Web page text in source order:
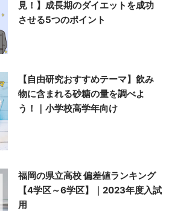
見！】成長期のダイエットを成功
させる5つのポイント
【自由研究おすすめテーマ】飲み
物に含まれる砂糖の量を調べよ
う！｜小学校高学年向け
福岡の県立高校 偏差値ランキング
【4学区～6学区】｜2023年度入試
用